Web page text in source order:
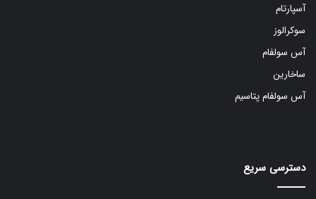
آسپارتام
سوکرالوز
آس سولفام
ساخارین
آس سولفام پتاسیم
دسترسی سریع